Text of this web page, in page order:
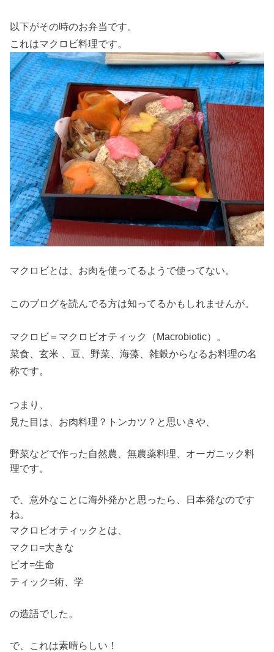
以下がその時のお弁当です。
これはマクロビ料理です。
マクロビとは、お肉を使ってるようで使ってない。
このブログを読んでる方は知ってるかもしれませんが。
マクロビ＝マクロビオティック（Macrobiotic）。
菜食、玄米 、豆、野菜、海藻、雑穀からなるお料理の名
称です。
つまり、
見た目は、お肉料理？トンカツ？と思いきや、
野菜などで作った自然農、無農薬料理、オーガニック料
理です。
で、意外なことに海外発かと思ったら、日本発なのです
ね。
マクロビオティックとは、
マクロ=大きな
ビオ=生命
ティック=術、学
の造語でした。
で、これは素晴らしい！